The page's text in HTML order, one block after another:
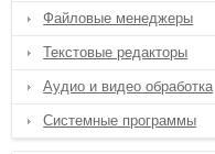
Файловые менеджеры
Текстовые редакторы
Аудио и видео обработка
Системные программы